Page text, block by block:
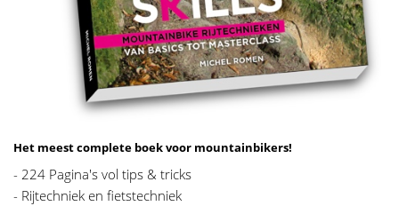
Het meest complete boek voor mountainbikers!
- 224 Pagina's vol tips & tricks
- Rijtechniek en fietstechniek